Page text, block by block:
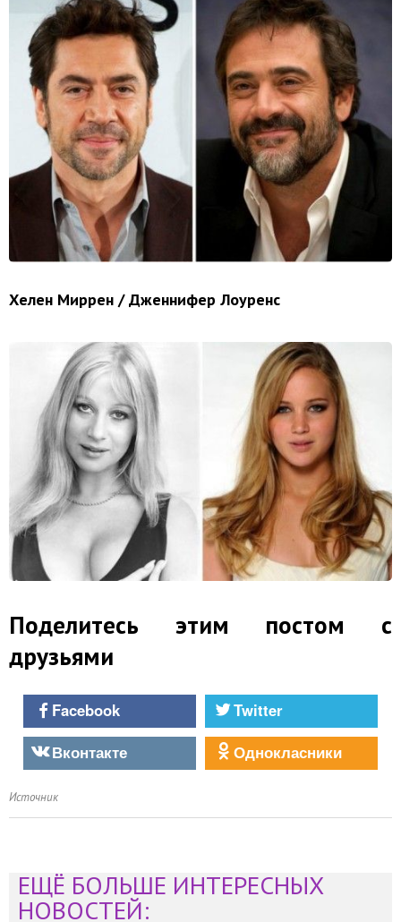
Хелен Миррен / Дженнифер Лоуренс
Поделитесь этим постом с
друзьями
Facebook
Twitter
Вконтакте
Однокласники
Источник
ЕЩЁ БОЛЬШЕ ИНТЕРЕСНЫХ
НОВОСТЕЙ: